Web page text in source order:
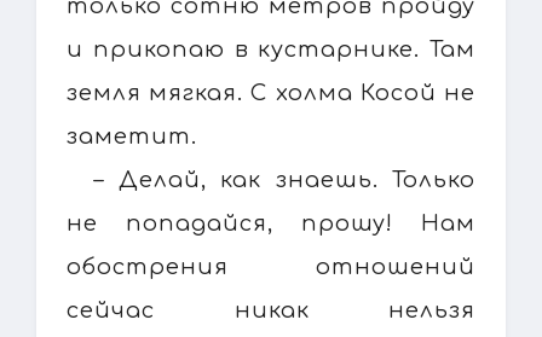
только сотню метров пройду
и прикопаю в кустарнике. Там
земля мягкая. С холма Косой не
заметит.
– Делай, как знаешь. Только
не попадайся, прошу! Нам
обострения отношений
сейчас никак нельзя